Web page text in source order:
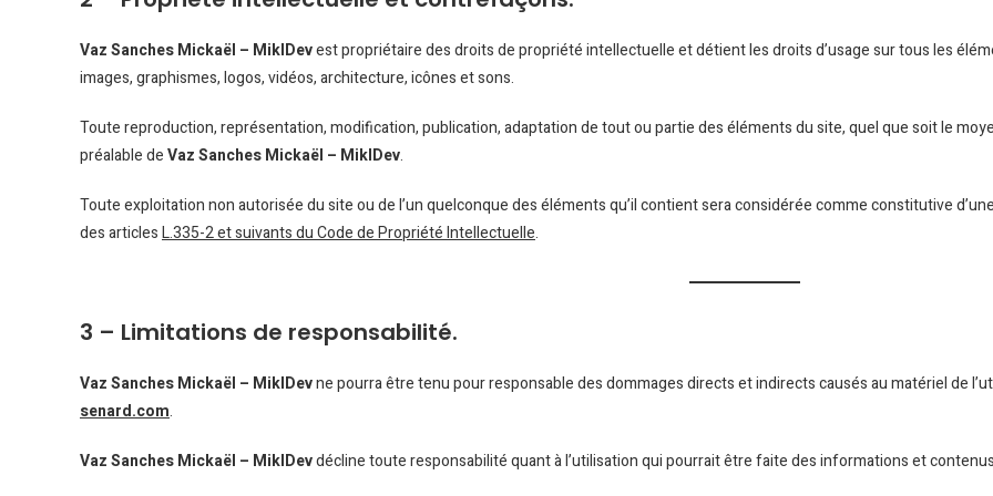
Vaz Sanches Mickaël – MiklDevest propriétaire des droits de propriété intellectuelle et détient les droits d’usage sur tous les
images, graphismes, logos, vidéos, architecture, icônes et sons.
Toute reproduction, représentation, modification, publication, adaptation de tout ou partie des éléments du site, quel que soit le
préalable deVaz Sanches Mickaël – MiklDev.
Toute exploitation non autorisée du site ou de l’un quelconque des éléments qu’il contient sera considérée comme constitutive
des articlesL.335-2 et suivants du Code de Propriété Intellectuelle.
3 – Limitations de responsabilité.
Vaz Sanches Mickaël – MiklDevne pourra être tenu pour responsable des dommages directs et indirects causés au matériel de
senard.com.
Vaz Sanches Mickaël – MiklDevdécline toute responsabilité quant à l’utilisation qui pourrait être faite des informations et